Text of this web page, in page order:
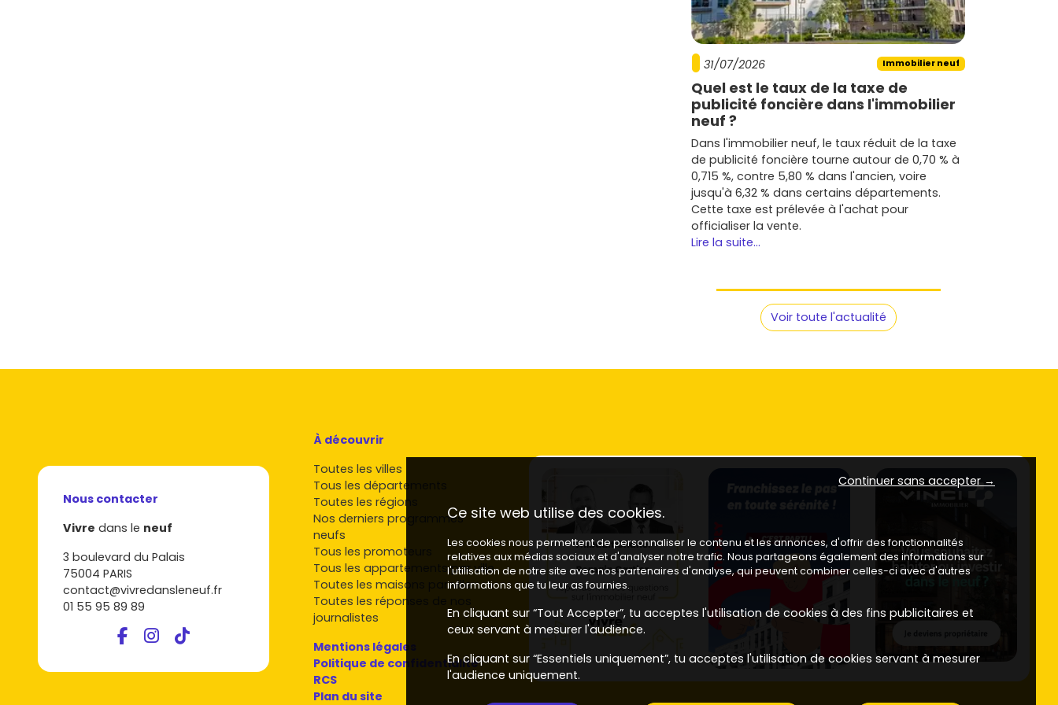
31/07/2026 Immobilier neuf
Quel est le taux de la taxe de
publicité foncière dans l'immobilier
neuf ?
Dans l'immobilier neuf, le taux réduit de la taxe
de publicité foncière tourne autour de 0,70 % à
0,715 %, contre 5,80 % dans l'ancien, voire
jusqu'à 6,32 % dans certains départements.
Cette taxe est prélevée à l'achat pour
officialiser la vente.
Lire la suite...
Voir toute l'actualité
Nous contacter
Vivre dans le neuf
3 boulevard du Palais
75004 PARIS
contact@vivredansleneuf.fr
01 55 95 89 89
À découvrir
Toutes les villes
Tous les départements
Toutes les régions
Nos derniers programmes
neufs
Tous les promoteurs
Tous les appartements par ville
Toutes les maisons par ville
Toutes les réponses de nos
journalistes
Mentions légales
Politique de confidentialité
RCS
Plan du site
Continuer sans accepter →
Ce site web utilise des cookies.
Les cookies nous permettent de personnaliser le contenu et les annonces, d'offrir des fonctionnalités
relatives aux médias sociaux et d'analyser notre trafic. Nous partageons également des informations sur
l'utilisation de notre site avec nos partenaires d'analyse, qui peuvent combiner celles-ci avec d'autres
informations que tu leur as fournies.
En cliquant sur “Tout Accepter”, tu acceptes l'utilisation de cookies à des fins publicitaires et
ceux servant à mesurer l'audience.
En cliquant sur “Essentiels uniquement”, tu acceptes l'utilisation de cookies servant à mesurer
l'audience uniquement.